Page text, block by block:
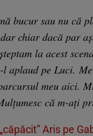
bucur sau nu că
chiar dacă par
la acest
aplaud pe Luci.
meu aici.
că m-ați
Aris pe